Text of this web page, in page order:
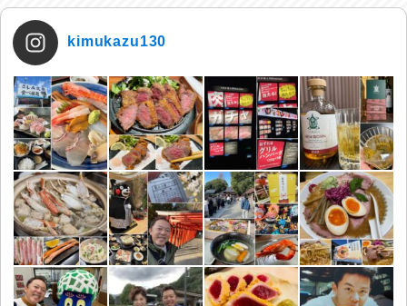
kimukazu130